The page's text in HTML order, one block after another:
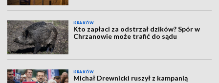
KRAKÓW
Kto zapłaci za odstrzał dzików? Spór w
Chrzanowie może trafić do sądu
KRAKÓW
Michał Drewnicki ruszył z kampanią